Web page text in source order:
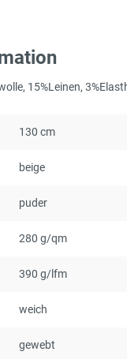
15%Leinen,
130 cm
beige
puder
280 g/qm
390 g/lfm
weich
gewebt